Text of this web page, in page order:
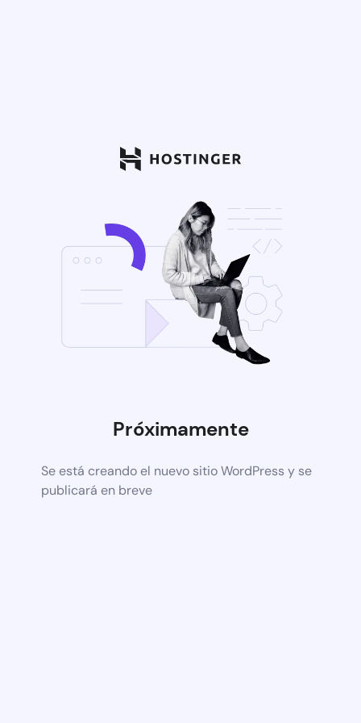
Próximamente
Se está creando el nuevo sitio WordPress y se
publicará en breve